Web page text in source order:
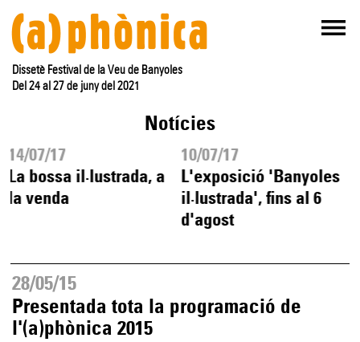
Dissetè Festival de la Veu de Banyoles
Del 24 al 27 de juny del 2021
Notícies
14/07/17
La bossa il·lustrada, a
la venda
10/07/17
L'exposició 'Banyoles
il·lustrada', fins al 6
d'agost
28/05/15
Presentada tota la programació de
l'(a)phònica 2015